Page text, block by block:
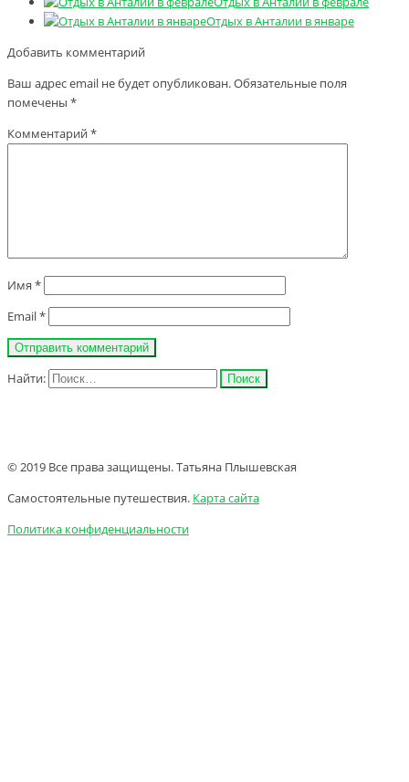
Отдых в Анталии в январе
Добавить комментарий
Ваш адрес email не будет опубликован.Обязательные поля
помечены *
Комментарий*
Имя *
Email*
Найти:
© 2019 Все права защищены. Татьяна Плышевская
Самостоятельные путешествия. Карта сайта
Политика конфиденциальности